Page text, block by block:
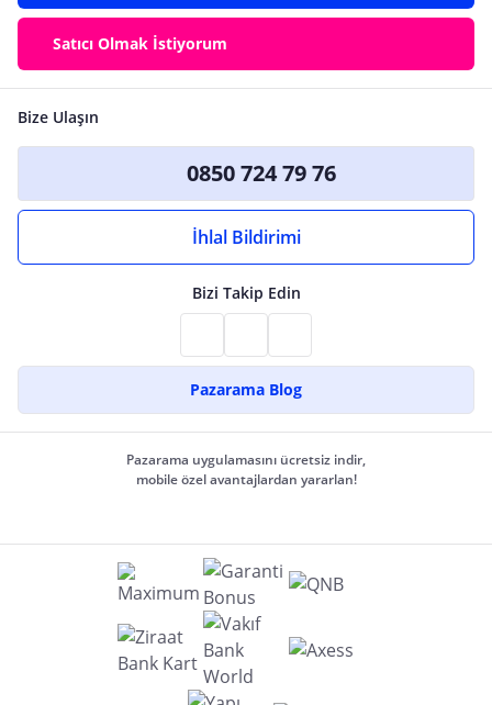
Satıcı Olmak İstiyorum
Bize Ulaşın
0850 724 79 76
İhlal Bildirimi
Bizi Takip Edin
Pazarama Blog
Pazarama uygulamasını ücretsiz indir,
mobile özel avantajlardan yararlan!